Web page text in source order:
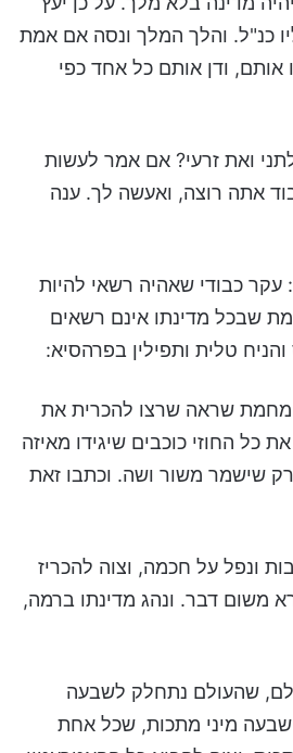
כנ"ל. והלך המלך ונסה אם אמת
ודן אותם כל אחד כפי
ואת זרעי? אם אמר לעשות
אתה רוצה, ואעשה לך. ענה
כבודי שאהיה רשאי להיות
שבכל מדינתו אינם רשאים
טלית ותפילין בפרהסיא:
מחמת שראה שרצו להכרית את
כל החוזי כוכבים שיגידו מאיזה
רק שישמר משור ושה. וכתבו זאת
ונפל על חכמה, וצוה להכריז
משום דבר. ונהג מדינתו ברמה,
שהעולם נתחלק לשבעה
שבעה מיני מתכות, שכל אחת